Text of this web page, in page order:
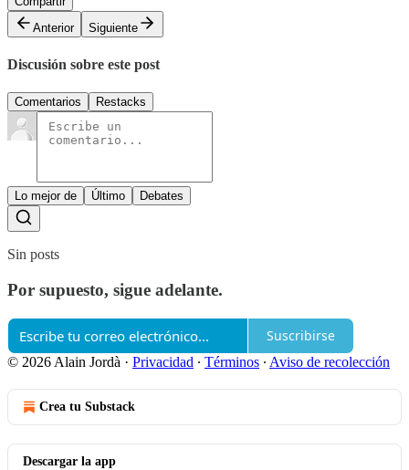
Anterior
Siguiente
Discusión sobre este post
Comentarios Restacks
Lo mejor de Último Debates
Sin posts
Por supuesto, sigue adelante.
Suscribirse
© 2026 Alain Jordà · Privacidad ∙ Términos ∙ Aviso de recolección
Crea tu Substack
Descargar la app